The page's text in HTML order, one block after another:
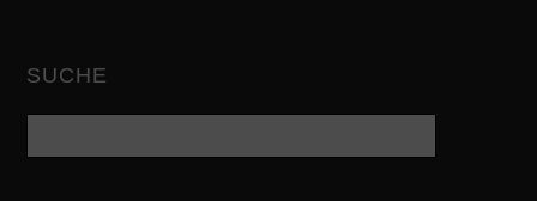
SUCHE